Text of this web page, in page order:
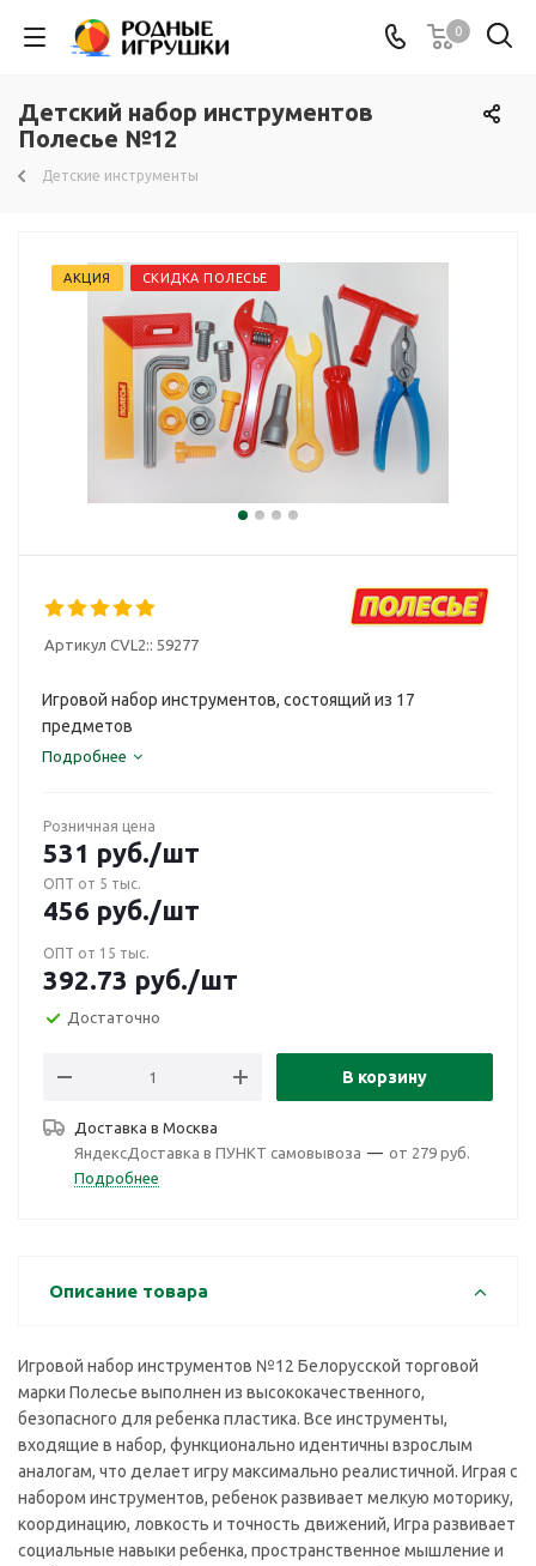
0
Детский набор инструментов
Полесье №12
Детские инструменты
АКЦИЯ СКИДКА ПОЛЕСЬЕ
Артикул CVL2:: 59277
Игровой набор инструментов, состоящий из 17
предметов
Подробнее
Розничная цена
531 руб./шт
ОПТ от 5 тыс.
456 руб./шт
ОПТ от 15 тыс.
392.73 руб./шт
Достаточно
В корзину
Доставка в Москва
ЯндексДоставка в ПУНКТ самовывоза — от 279 руб.
Подробнее
Описание товара
Игровой набор инструментов №12 Белорусской торговой
марки Полесье выполнен из высококачественного,
безопасного для ребенка пластика. Все инструменты,
входящие в набор, функционально идентичны взрослым
аналогам, что делает игру максимально реалистичной. Играя с
набором инструментов, ребенок развивает мелкую моторику,
координацию, ловкость и точность движений, Игра развивает
социальные навыки ребенка, пространственное мышление и